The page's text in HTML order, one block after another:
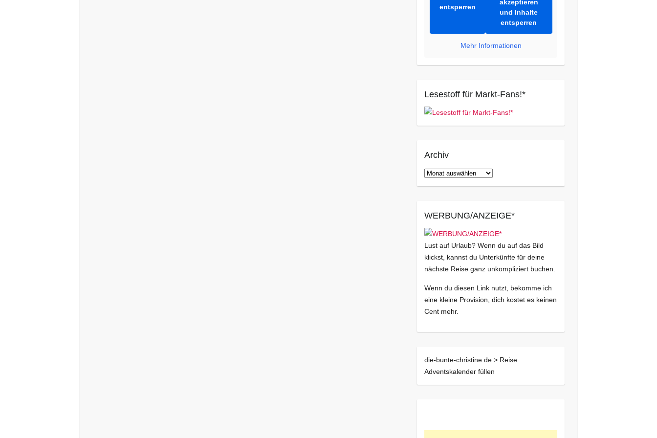
entsperren
akzeptieren
und Inhalte
entsperren
Mehr Informationen
Lesestoff für Markt-Fans!*
Archiv
Archiv
WERBUNG/ANZEIGE*
Lust auf Urlaub? Wenn du auf das Bild
klickst, kannst du Unterkünfte für deine
nächste Reise ganz unkompliziert buchen.
Wenn du diesen Link nutzt, bekomme ich
eine kleine Provision, dich kostet es keinen
Cent mehr.
die-bunte-christine.de > Reise
Adventskalender füllen